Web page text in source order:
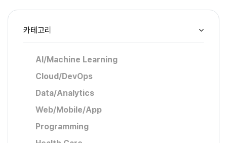
카테고리
AI/Machine Learning
Cloud/DevOps
Data/Analytics
Web/Mobile/App
Programming